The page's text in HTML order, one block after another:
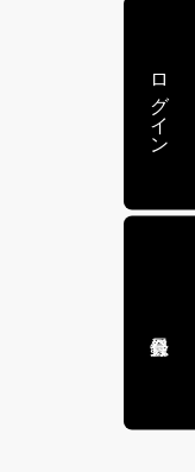
ログイン